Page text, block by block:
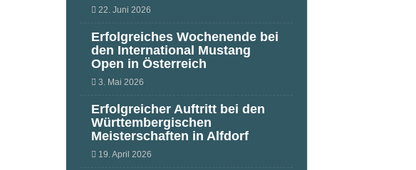
22. Juni 2026
Erfolgreiches Wochenende bei
den International Mustang
Open in Österreich
3. Mai 2026
Erfolgreicher Auftritt bei den
Württembergischen
Meisterschaften in Alfdorf
19. April 2026